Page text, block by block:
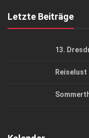
Letzte Beiträge
13.
Reiselust